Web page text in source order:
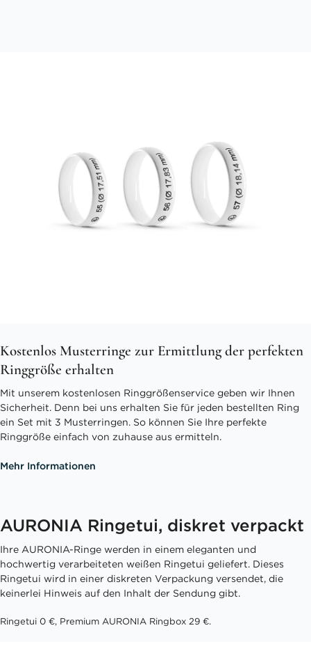
Kostenlos Musterringe zur Ermittlung der perfekten
Ringgröße erhalten
Mit unserem kostenlosen Ringgrößenservice geben wir Ihnen
Sicherheit. Denn bei uns erhalten Sie für jeden bestellten Ring
ein Set mit 3 Musterringen. So können Sie Ihre perfekte
Ringgröße einfach von zuhause aus ermitteln.
Mehr Informationen
AURONIA Ringetui, diskret verpackt
Ihre AURONIA-Ringe werden in einem eleganten und
hochwertig verarbeiteten weißen Ringetui geliefert. Dieses
Ringetui wird in einer diskreten Verpackung versendet, die
keinerlei Hinweis auf den Inhalt der Sendung gibt.
Ringetui 0 €, Premium AURONIA Ringbox 29 €.